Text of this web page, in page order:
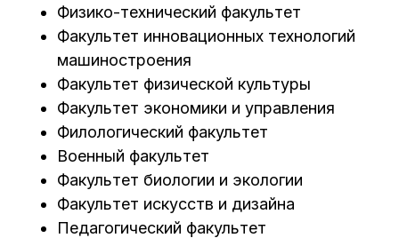
Физико-технический факультет
Факультет инновационных технологий
машиностроения
Факультет физической культуры
Факультет экономики и управления
Филологический факультет
Военный факультет
Факультет биологии и экологии
Факультет искусств и дизайна
Педагогический факультет